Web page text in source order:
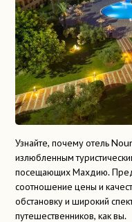
Узнайте, почему отель
излюбленным
посещающих Махдию.
соотношение цены и
обстановку и широкий
путешественников, как вы.